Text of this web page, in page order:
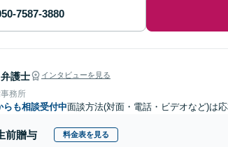
弁護士 インタビューを見る
務所
らも相談受付中面談方法(対面・電話・ビデオなど)は
前贈与 料金表を見る